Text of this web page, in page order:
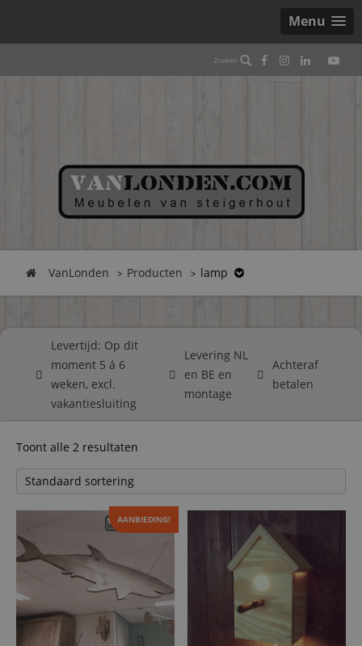
Menu
VanLonden Producten lamp
Levertijd: Op dit
moment 5 á 6
weken, excl.
vakantiesluiting
Levering NL
en BE en
montage
Achteraf
betalen
Toont alle 2 resultaten
AANBIEDING!